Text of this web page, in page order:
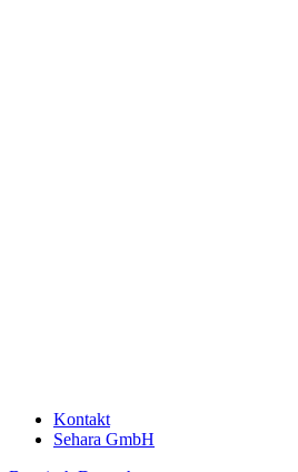
Kontakt
Sehara GmbH